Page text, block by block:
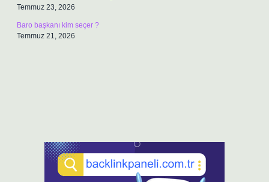
Temmuz 23, 2026
Baro başkanı kim seçer ?
Temmuz 21, 2026